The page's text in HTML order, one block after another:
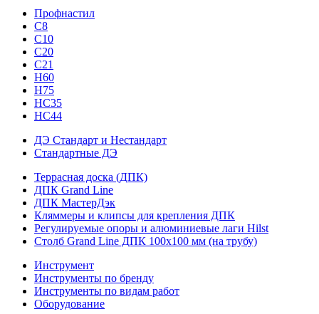
Профнастил
С8
С10
С20
С21
H60
H75
HС35
НС44
ДЭ Стандарт и Нестандарт
Стандартные ДЭ
Террасная доска (ДПК)
ДПК Grand Line
ДПК МастерДэк
Кляммеры и клипсы для крепления ДПК
Регулируемые опоры и алюминиевые лаги Hilst
Столб Grand Line ДПК 100х100 мм (на трубу)
Инструмент
Инструменты по бренду
Инструменты по видам работ
Оборудование